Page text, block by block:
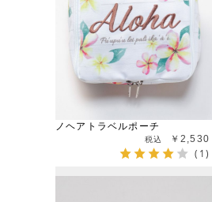
ノヘアトラベルポーチ
￥2,530
(1)